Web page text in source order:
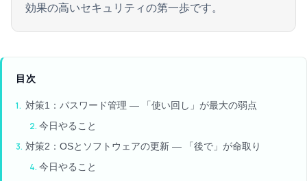
効果の高いセキュリティの第一歩です。
目次
対策1：パスワード管理 — 「使い回し」が最大の弱点
今日やること
対策2：OSとソフトウェアの更新 — 「後で」が命取り
今日やること